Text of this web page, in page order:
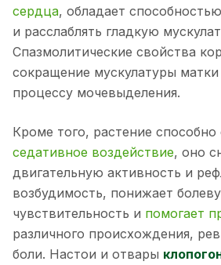
сердца, обладает способностью
и расслаблять гладкую
Спазмолитические свойства
сокращение мускулатуры
процессу мочевыделения.
Кроме того, растение способно
седативное воздействие, оно
двигательную активность и
возбудимость, понижает
чувствительность и помогает
различного происхождения,
боли. Настои и отвары